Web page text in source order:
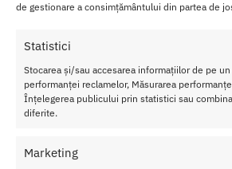
de gestionare a consimțământului din partea de
Statistici
Stocarea și/sau accesarea informațiilor de pe
performanței reclamelor, Măsurarea
Înțelegerea publicului prin statistici sau
diferite.
Marketing
Afișez singurul rezultat
Transport Gratuit
Retur Gratis in 21 zile